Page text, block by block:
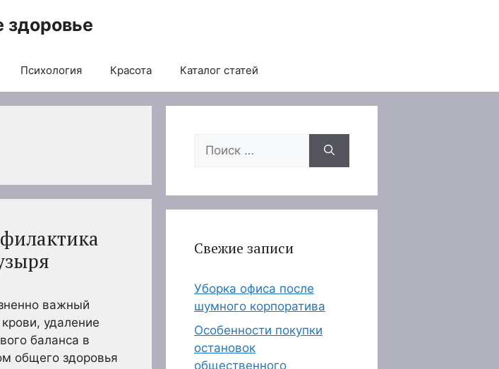
здоровье
Психология Красота Каталог статей
важный
удаление
баланса в
общего здоровья
Поиск:
Свежие записи
Уборка офиса после
шумного корпоратива
Особенности покупки
остановок
общественного